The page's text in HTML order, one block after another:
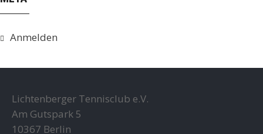
Anmelden
Lichtenberger Tennisclub e.V.
Am Gutspark 5
10367 Berlin